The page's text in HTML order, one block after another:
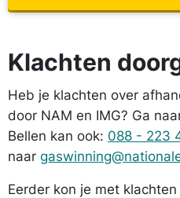
Klachten
Heb je klachten over
door NAM en IMG? Ga
Bellen kan ook: 088 - 223
naar
Eerder kon je met